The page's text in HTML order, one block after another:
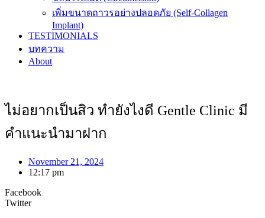
เพิ่มขนาดถาวรอย่างปลอดภัย (Self-Collagen
Implant)
TESTIMONIALS
บทความ
About
ไม่อยากเป็นสิว ทำยังไงดี Gentle Clinic มี
คำแนะนำมาฝาก
November 21, 2024
12:17 pm
Facebook
Twitter